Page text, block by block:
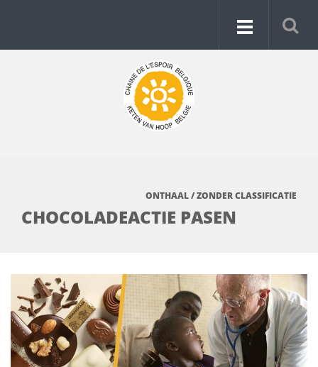
ONTHAAL/ZONDER CLASSIFICATIE
CHOCOLADEACTIE PASEN